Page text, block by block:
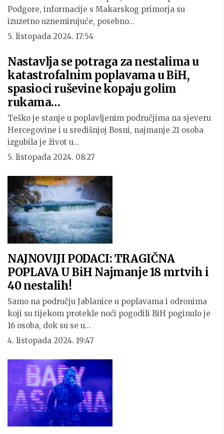
Podgore, informacije s Makarskog primorja su
izuzetno uznemirujuće, posebno…
5. listopada 2024. 17:54
Nastavlja se potraga za nestalima u
katastrofalnim poplavama u BiH,
spasioci ruševine kopaju golim
rukama…
Teško je stanje u poplavljenim područjima na sjeveru
Hercegovine i u središnjoj Bosni, najmanje 21 osoba
izgubila je život u…
5. listopada 2024. 08:27
NAJNOVIJI PODACI: TRAGIČNA
POPLAVA U BiH Najmanje 18 mrtvih i
40 nestalih!
Samo na području Jablanice u poplavama i odronima
koji su tijekom protekle noći pogodili BiH poginulo je
16 osoba, dok su se u…
4. listopada 2024. 19:47